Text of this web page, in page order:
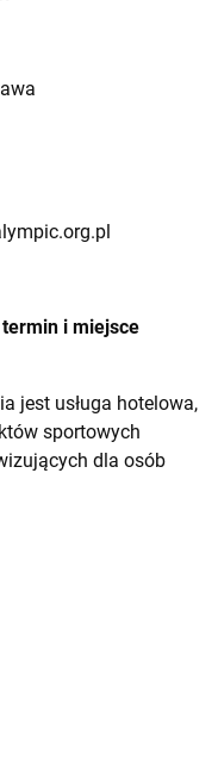
i miejsce
jest usługa hotelowa,
sportowych
dla osób